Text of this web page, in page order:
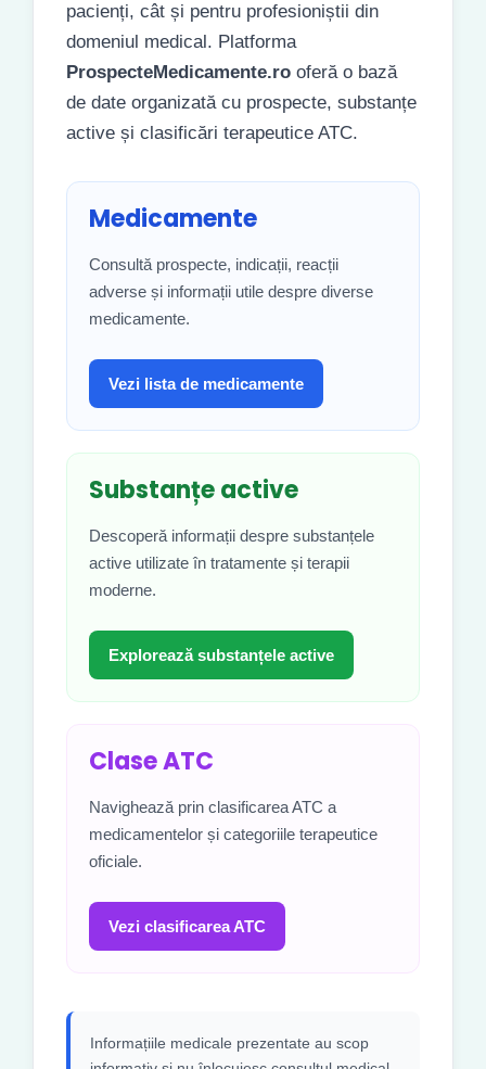
pacienți, cât și pentru profesioniștii din
domeniul medical. Platforma
ProspecteMedicamente.ro oferă o bază
de date organizată cu prospecte, substanțe
active și clasificări terapeutice ATC.
Medicamente
Consultă prospecte, indicații, reacții
adverse și informații utile despre diverse
medicamente.
Vezi lista de medicamente
Substanțe active
Descoperă informații despre substanțele
active utilizate în tratamente și terapii
moderne.
Explorează substanțele active
Clase ATC
Navighează prin clasificarea ATC a
medicamentelor și categoriile terapeutice
oficiale.
Vezi clasificarea ATC
Informațiile medicale prezentate au scop